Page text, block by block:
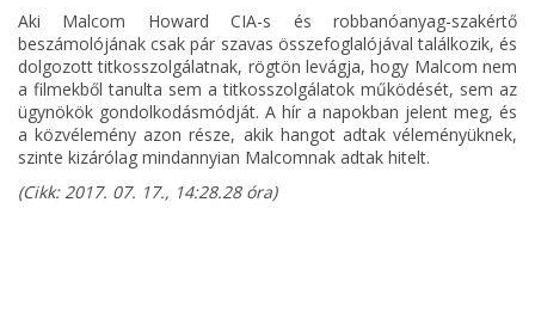
Aki Malcom Howard CIA-s és robbanóanyag-szakértő
beszámolójának csak pár szavas összefoglalójával találkozik, és
dolgozott titkosszolgálatnak, rögtön levágja, hogy Malcom nem
a filmekből tanulta sem a titkosszolgálatok működését, sem az
ügynökök gondolkodásmódját. A hír a napokban jelent meg, és
a közvélemény azon része, akik hangot adtak véleményüknek,
szinte kizárólag mindannyian Malcomnak adtak hitelt.
(Cikk: 2017. 07. 17., 14:28.28 óra)